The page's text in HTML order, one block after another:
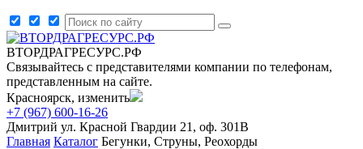
ВТОРДРАГРЕСУРС.РФ
Связывайтесь с представителями компании по телефонам,
представленным на сайте.
Красноярск, изменить
+7 (967) 600-16-26
Дмитрий ул. Красной Гвардии 21, оф. 301В
Главная Каталог Бегунки, Струны, Реохорды